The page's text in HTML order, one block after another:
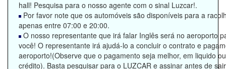
hall! Pesquisa para o nosso agente com o sinal Luzcar!.
Por favor note que os automóveis são disponíveis para a
apenas entre 07:00 e 20:00.
O nosso representante que irá falar Inglês será no aeroporto
você! O representante irá ajudá-lo a concluir o contrato e
aeroporto!(Observe que o pagamento seja melhor, em liquido
crédito). Basta pesquisar para o LUZCAR e assinar antes de